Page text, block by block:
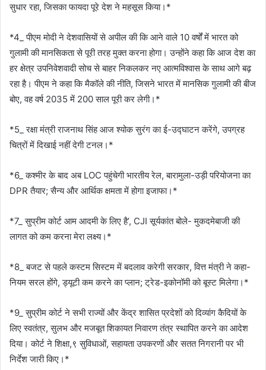
सुधार रहा, जिसका फायदा पूरे देश ने महसूस किया।*
*4_ पीएम मोदी ने देशवासियों से अपील की कि आने वाले 10 वर्षों में भारत को
गुलामी की मानसिकता से पूरी तरह मुक्त करना होगा। उन्होंने कहा कि आज देश का
हर क्षेत्र उपनिवेशवादी सोच से बाहर निकलकर नए आत्मविश्वास के साथ आगे बढ़
रहा है। पीएम ने कहा कि मैकॉले की नीति, जिसने भारत में मानसिक गुलामी की बीज
बोए, वह वर्ष 2035 में 200 साल पूरी कर लेगी।*
*5_ रक्षा मंत्री राजनाथ सिंह आज श्योक सुरंग का ई-उद्घाटन करेंगे, उपग्रह
चित्रों में दिखाई नहीं देगी टनल।*
*6_ कश्मीर के बाद अब LOC पहुंचेगी भारतीय रेल, बारामुला-उड़ी परियोजना का
DPR तैयार; सैन्य और आर्थिक क्षमता में होगा इजाफा।*
*7_ सुप्रीम कोर्ट आम आदमी के लिए है’, CJI सूर्यकांत बोले- मुकदमेबाजी की
लागत को कम करना मेरा लक्ष्य।*
*8_ बजट से पहले कस्टम सिस्टम में बदलाव करेगी सरकार, वित्त मंत्री ने कहा-
नियम सरल होंगे, ड्यूटी कम करने का प्लान; ट्रेड-इकोनॉमी को बूस्ट मिलेगा।*
*9_ सुप्रीम कोर्ट ने सभी राज्यों और केंद्र शासित प्रदेशों को दिव्यांग कैदियों के
लिए स्वतंत्र, सुलभ और मजबूत शिकायत निवारण तंत्र स्थापित करने का आदेश
दिया। कोर्ट ने शिक्षा,९ सुविधाओं, सहायता उपकरणों और सतत निगरानी पर भी
निर्देश जारी किए।*